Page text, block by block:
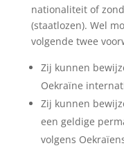
nationaliteit of
(staatlozen). Wel
volgende twee
Zij kunnen
Oekraïne
Zij kunnen
een geldige
volgens